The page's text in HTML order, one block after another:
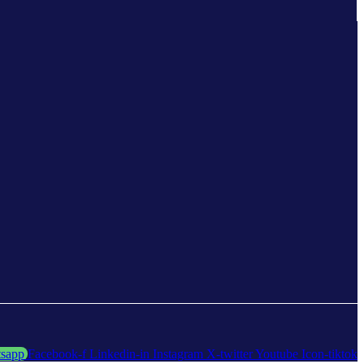
Facebook-f Linkedin-in Instagram X-twitterYoutube Icon-tiktok